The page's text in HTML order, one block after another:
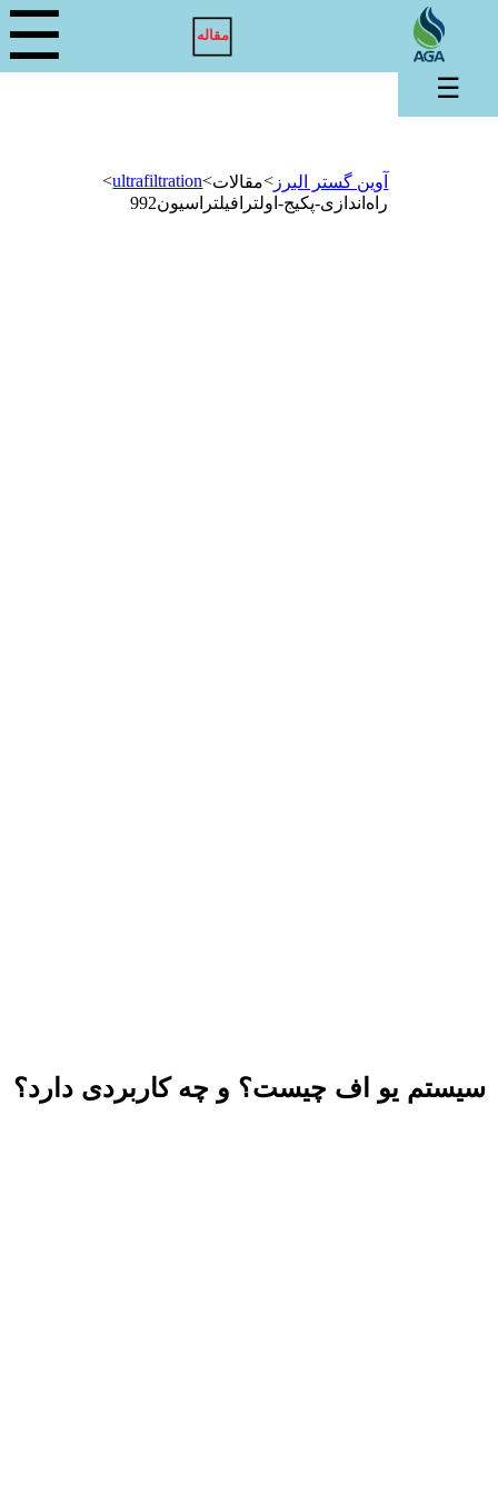
مقاله ☰
سیستم یو اف چیست؟ و چه کاربردی دارد؟
آوین گستر البرز >مقالات>
ultrafiltration
>
راه‌اندازی-پکیج-اولترافیلتراسیون992
☰